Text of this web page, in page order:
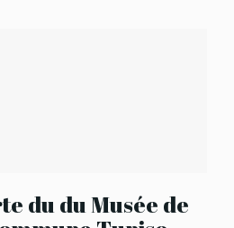
du du Musée de